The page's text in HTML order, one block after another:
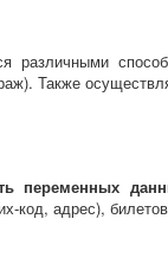
различными
Также
переменных
код, адрес),